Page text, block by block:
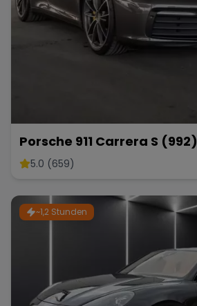
Porsche 911 Carrera S (992)
5.0 (659)
~1,2 Stunden